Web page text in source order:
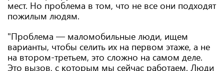
мест. Но проблема в том, что не все они подходят
пожилым людям.
"Проблема — маломобильные люди, ищем
варианты, чтобы селить их на первом этаже, а не
на втором-третьем, это сложно на самом деле.
Это вызов, с которым мы сейчас работаем. Люди